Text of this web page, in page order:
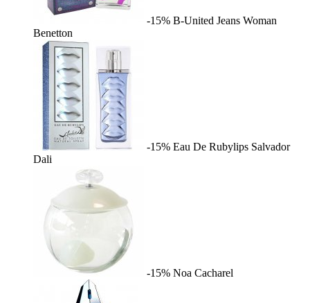
-15% B-United Jeans Woman
Benetton
-15% Eau De Rubylips Salvador
Dali
-15% Noa Cacharel